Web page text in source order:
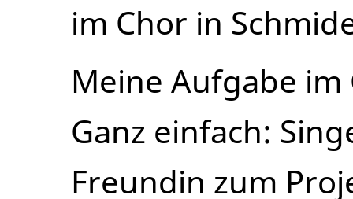
im Chor in
Meine Aufgabe im
Ganz einfach:
Freundin zum